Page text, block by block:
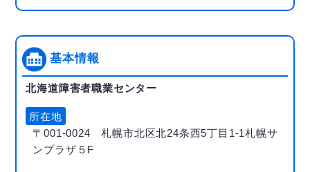
基本情報
北海道障害者職業センター
所在地
〒001-0024 札幌市北区北24条西5丁目1-1札幌サ
ンプラザ５F